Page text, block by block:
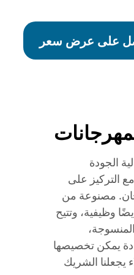
على عرض سعر
الجودة
التركيز على
مصنوعة من
وظيفية، وتتيح
يمكن تخصيصها
يجعلنا الشريك